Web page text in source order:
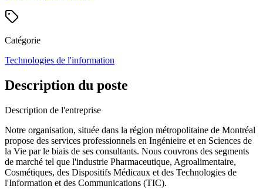
Catégorie
Technologies de l'information
Description du poste
Description de l'entreprise
Notre organisation, située dans la région métropolitaine de Montréal
propose des services professionnels en Ingénieire et en Sciences de
la Vie par le biais de ses consultants. Nous couvrons des segments
de marché tel que l'industrie Pharmaceutique, Agroalimentaire,
Cosmétiques, des Dispositifs Médicaux et des Technologies de
l'Information et des Communications (TIC).